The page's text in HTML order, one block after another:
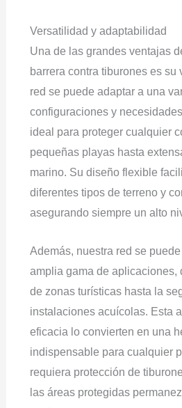
Versatilidad y adaptabilidad
Una de las grandes ventajas
barrera contra tiburones es su
red se puede adaptar a una
configuraciones y
ideal para proteger cualquier
pequeñas playas hasta
marino. Su diseño flexible
diferentes tipos de terreno y
asegurando siempre un alto
Además, nuestra red se
amplia gama de aplicaciones,
de zonas turísticas hasta la
instalaciones acuícolas. Esta
eficacia lo convierten en una
indispensable para cualquier
requiera protección de
las áreas protegidas